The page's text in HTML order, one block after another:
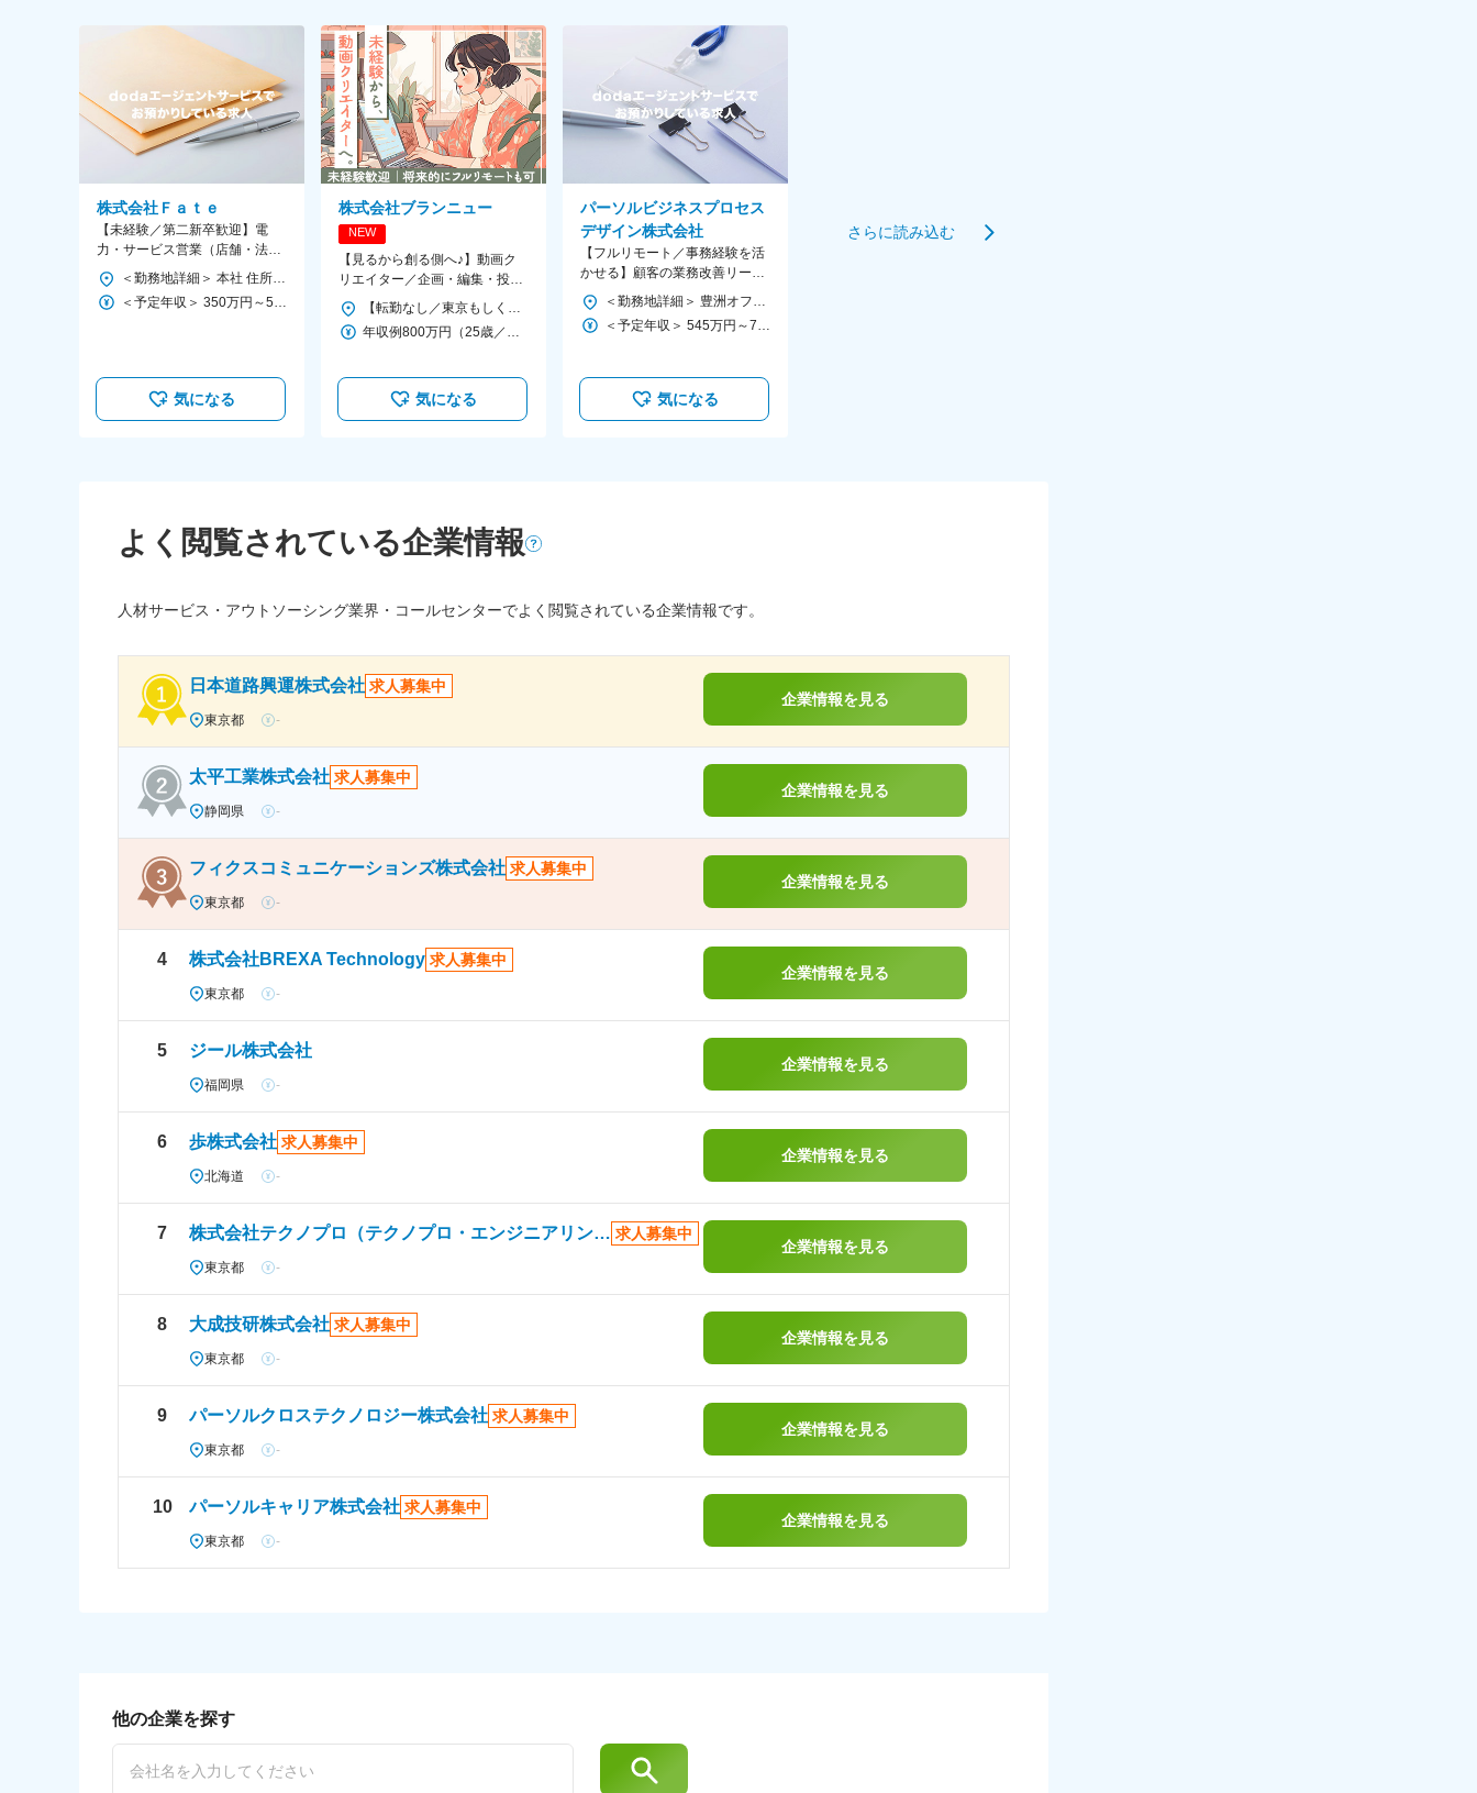
株式会社Ｆａｔｅ
【未経験／第二新卒歓迎】電
力・サービス営業（店舗・法人
向け）◆サポート体制◎
＜勤務地詳細＞ 本社 住所：東京都文京区大塚5-9-2 新大塚プラザ7F 勤務地最寄駅：各線／池袋駅 受動喫煙対策：屋内全面禁煙 変更の範囲：無
＜予定年収＞ 350万円～500万円 ＜賃金形態＞ 月給制 ＜賃金内訳＞ 月額（基本給）：215,000円～300,000円 固定残業手当/月：35,000円～50,000円（固定残業時間20時間0分/月） 超過した時間外労働の残業手当は追加支給 ＜月給＞ 250,000円～350,000円（一律手当を含む） ＜昇給有無＞ 有 ＜残業手当＞ 有 ＜給与補足＞ ※入社時の月給は、ご経験を考慮して決定いたします。 ■昇給：給与査定年4回（3ヶ月ごとに査定） ■賞与：年1回（2月）※業績に応じて 賃金はあくまでも目安の金額であり、選考を通じて上下する可能性があります。 月給(月額)は固定手当を含めた表記です。
気になる
株式会社ブランニュー
NEW
【見るから創る側へ♪】動画ク
リエイター／企画・編集・投
稿・分析を担当★専門研修あり
★
【転勤なし／東京もしくは福岡にて勤務】 ★勤務地は希望を考慮します ＜東京オフィス＞ 東京都豊島区池袋4-1-7 アポロ池袋ビル3F ★「池袋駅」より徒歩7分 ＜福岡オフィス＞ 福岡県福岡市博多区博多駅東2-9-5 ★「博多駅」より徒歩7分 ※受動喫煙対策：屋内喫煙可能場所あり
年収例800万円（25歳／責任者）
気になる
パーソルビジネスプロセス
デザイン株式会社
【フルリモート／事務経験を活
かせる】顧客の業務改善リーダ
ー◆採用・経理・労務など◆フ
レックス／643
＜勤務地詳細＞ 豊洲オフィス 住所：東京都江東区豊洲3-2-20 豊洲フロント7F 勤務地最寄駅：メトロ有楽町線／豊洲駅 受動喫煙対策：屋内喫煙可能場所あり 変更の範囲：勤務地補足欄に記載
＜予定年収＞ 545万円～764万円 ＜賃金形態＞ 月給制 ＜賃金内訳＞ 月額（基本給）：255,000円～350,000円 その他固定手当/月：30,000円～45,000円 ＜月給＞ 285,000円～395,000円 ＜昇給有無＞ 有 ＜残業手当＞ 有 ＜給与補足＞ ※月平均残業20時間込み ※経験・スキルに応じて変動 ※地域手当は居住地により0円～30,000円間で変動 ■昇給・昇格：年2回（4月・10月） ■賞与：年2回（4月・10月） 賃金はあくまでも目安の金額であり、選考を通じて上下する可能性があります。 月給(月額)は固定手当を含めた表記です。
気になる
さらに読み込む
よく閲覧されている企業情報
人材サービス・アウトソーシング業界・コールセンターでよく閲覧されている企業情報です。
日本道路興運株式会社 求人募集中
東京都 -
企業情報を見る
太平工業株式会社 求人募集中
静岡県 -
企業情報を見る
フィクスコミュニケーションズ株式会社 求人募集中
東京都 -
企業情報を見る
4 株式会社BREXA Technology 求人募集中
東京都 -
企業情報を見る
5 ジール株式会社
福岡県 -
企業情報を見る
6 歩株式会社 求人募集中
北海道 -
企業情報を見る
7 株式会社テクノプロ（テクノプロ・エンジニアリング社） 求人募集中
東京都 -
企業情報を見る
8 大成技研株式会社 求人募集中
東京都 -
企業情報を見る
9 パーソルクロステクノロジー株式会社 求人募集中
東京都 -
企業情報を見る
10 パーソルキャリア株式会社 求人募集中
東京都 -
企業情報を見る
他の企業を探す